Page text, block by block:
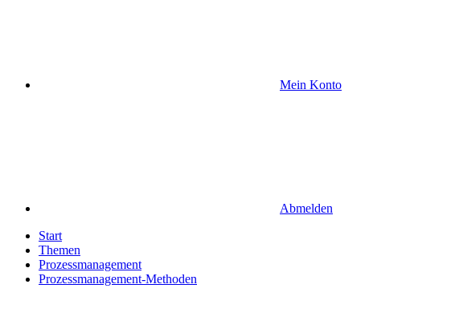
Mein Konto
Abmelden
Start
Themen
Prozessmanagement
Prozessmanagement-Methoden